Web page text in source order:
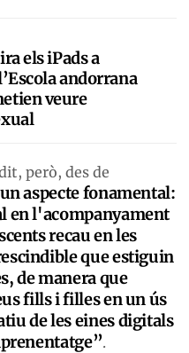
els iPads a
andorrana
veure
però, des de
aspecte fonamental:
en l'acompanyament
recau en les
que estiguin
de manera que
fills i filles en un ús
de les eines digitals
.